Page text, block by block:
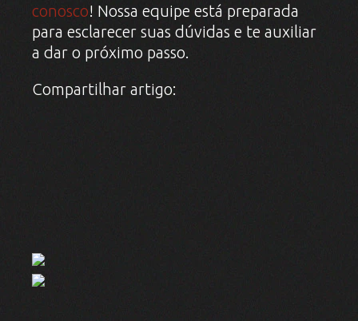
conosco! Nossa equipe está preparada
para esclarecer suas dúvidas e te auxiliar
a dar o próximo passo.
Compartilhar artigo: